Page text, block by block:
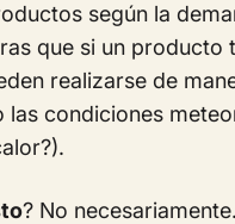
según la
que si un
realizarse de
las condiciones
? No